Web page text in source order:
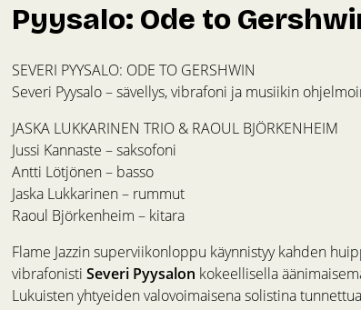
Pyysalo: Ode to
SEVERI PYYSALO: ODE TO GERSHWIN
Severi Pyysalo – sävellys, vibrafoni ja musiikin
JASKA LUKKARINEN TRIO & RAOUL BJÖRKENHEIM
Jussi Kannaste – saksofoni
Antti Lötjönen – basso
Jaska Lukkarinen – rummut
Raoul Björkenheim – kitara
Flame Jazzin superviikonloppu käynnistyy kahden
vibrafonisti Severi Pyysalon kokeellisella
Lukuisten yhtyeiden valovoimaisena solistina